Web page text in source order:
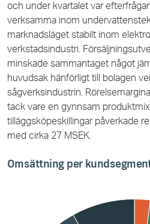
och under kvartalet var
verksamma inom
marknadsläget stabilt inom
verkstadsindustri.
minskade sammantaget något
huvudsak hänförligt till bolagen
sågverksindustrin.
tack vare en gynnsam
tilläggsköpeskillingar påverkade
med cirka 27 MSEK.
Omsättning per